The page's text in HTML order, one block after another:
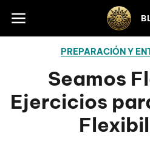
Skip to footer
PREPARACIÓN Y
Seamos
Ejercicios